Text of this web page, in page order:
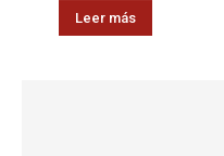
Leer más